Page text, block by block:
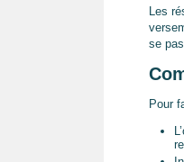
Les
se
Pour